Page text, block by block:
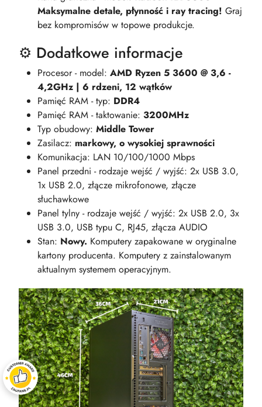
Maksymalne detale, płynność i ray tracing! Graj
bez kompromisów w topowe produkcje.
⚙️ Dodatkowe informacje
Procesor - model: AMD Ryzen 5 3600 @ 3,6 -
4,2GHz | 6 rdzeni, 12 wątków
Pamięć RAM - typ: DDR4
Pamięć RAM - taktowanie: 3200MHz
Typ obudowy: Middle Tower
Zasilacz: markowy, o wysokiej sprawności
Komunikacja: LAN 10/100/1000 Mbps
Panel przedni - rodzaje wejść / wyjść: 2x USB 3.0,
1x USB 2.0, złącze mikrofonowe, złącze
słuchawkowe
Panel tylny - rodzaje wejść / wyjść: 2x USB 2.0, 3x
USB 3.0, USB typu C, RJ45, złącza AUDIO
Stan: Nowy. Komputery zapakowane w oryginalne
kartony producenta. Komputery z zainstalowanym
aktualnym systemem operacyjnym.